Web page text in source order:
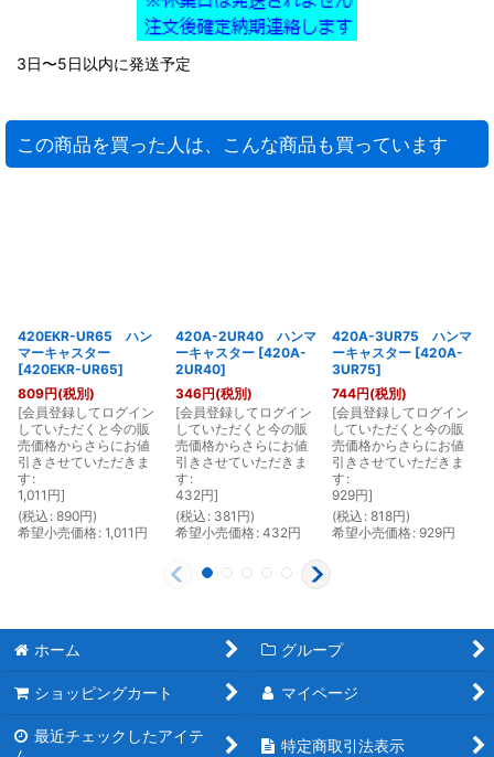
3日〜5日以内に発送予定
この商品を買った人は、こんな商品も買っています
420EKR-UR65 ハン
マーキャスター
[420EKR-UR65]
809円(税別)
[会員登録してログイン
していただくと今の販
売価格からさらにお値
引きさせていただきま
す :
1,011 円]
(税込 : 890円)
希望小売価格: 1,011 円
420A-2UR40 ハンマ
ーキャスター [420A-
2UR40]
346円(税別)
[会員登録してログイン
していただくと今の販
売価格からさらにお値
引きさせていただきま
す :
432円]
(税込 : 381 円)
希望小売価格: 432円
420A-3UR75 ハンマ
ーキャスター [420A-
3UR75]
744円(税別)
[会員登録してログイン
していただくと今の販
売価格からさらにお値
引きさせていただきま
す :
929円]
(税込 : 818円)
希望小売価格: 929円
ホーム グループ
ショッピングカート マイページ
最近チェックしたアイテ
特定商取引法表示